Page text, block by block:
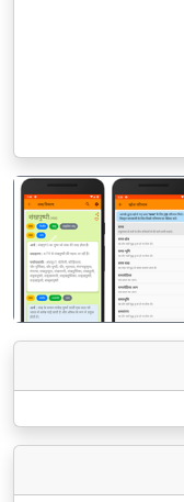
पिछला